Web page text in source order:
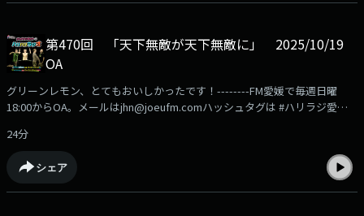
第470回 「天下無敵が天下無敵に」 2025/10/19
OA
グリーンレモン、とてもおいしかったです！--------FM愛媛で毎週日曜
18:00からOA。メールはjhn@joeufm.comハッシュタグは #ハリラジ愛媛
こちらからhttps://fmmarche.jp/?
utm_source=podcast&utm_medium=referral&utm_campaign=hariradi
24分
シェア